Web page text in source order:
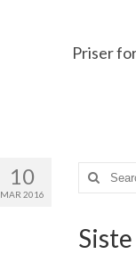
Priser
10
MAR 2016
Search
for: